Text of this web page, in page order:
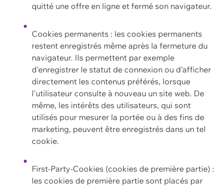
quitté une offre en ligne et fermé son navigateur.
Cookies permanents : les cookies permanents
restent enregistrés même après la fermeture du
navigateur. Ils permettent par exemple
d'enregistrer le statut de connexion ou d'afficher
directement les contenus préférés, lorsque
l'utilisateur consulte à nouveau un site web. De
même, les intérêts des utilisateurs, qui sont
utilisés pour mesurer la portée ou à des fins de
marketing, peuvent être enregistrés dans un tel
cookie.
First-Party-Cookies (cookies de première partie) :
les cookies de première partie sont placés par